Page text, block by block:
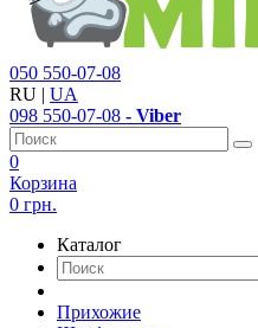
050 550-07-08
RU | UA
098 550-07-08 - Viber
0
Корзина
0 грн.
Каталог
Прихожие